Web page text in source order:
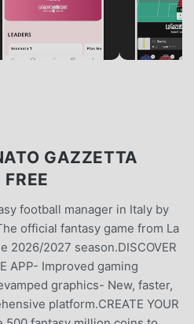
GAZZETTA
football manager in Italy by
official fantasy game from La
2026/2027 season.DISCOVER
APP- Improved gaming
graphics- New, faster,
platform.CREATE YOUR